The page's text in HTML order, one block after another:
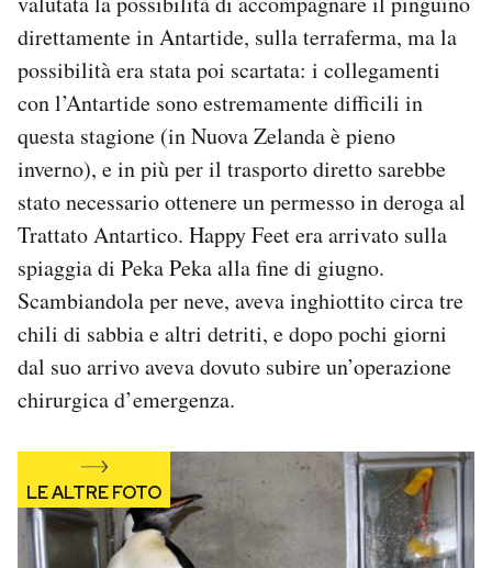
direttamente in Antartide, sulla terraferma, ma la
possibilità era stata poi scartata: i collegamenti
con l’Antartide sono estremamente difficili in
questa stagione (in Nuova Zelanda è pieno
inverno), e in più per il trasporto diretto sarebbe
stato necessario ottenere un permesso in deroga al
Trattato Antartico. Happy Feet era arrivato sulla
spiaggia di Peka Peka alla fine di giugno.
Scambiandola per neve, aveva inghiottito circa tre
chili di sabbia e altri detriti, e dopo pochi giorni
dal suo arrivo aveva dovuto subire un’operazione
chirurgica d’emergenza.